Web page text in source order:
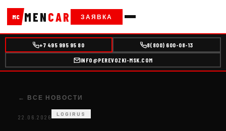
MC MENCAR ЗАЯВКА
+7 495 995 95 80 8(800) 600-08-13
INFO@PEREVOZKI-MSK.COM
← ВСЕ НОВОСТИ
22.06.2026 LOGIRUS